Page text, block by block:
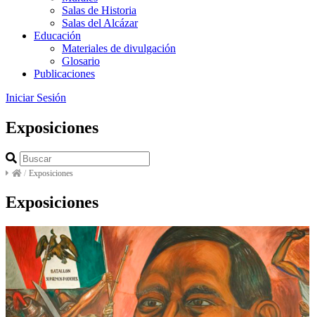
Salas de Historia
Salas del Alcázar
Educación
Materiales de divulgación
Glosario
Publicaciones
Iniciar Sesión
Exposiciones
/ Exposiciones
Exposiciones